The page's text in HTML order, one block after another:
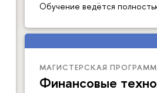
Обучение ведётся
МАГИСТЕРСКАЯ
Финансовые